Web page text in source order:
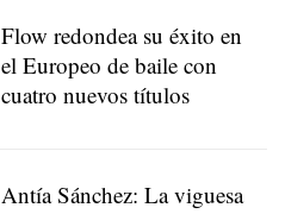
Flow redondea su éxito en
el Europeo de baile con
cuatro nuevos títulos
Antía Sánchez: La viguesa